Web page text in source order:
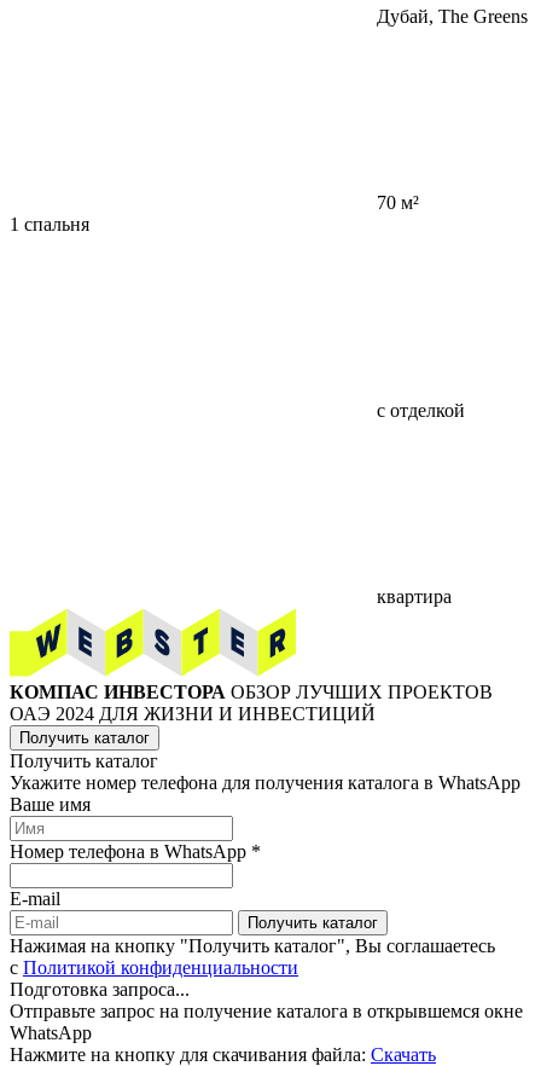
Дубай, The Greens
70 м²
1 спальня
с отделкой
квартира
КОМПАС ИНВЕСТОРА ОБЗОР ЛУЧШИХ ПРОЕКТОВ
ОАЭ 2024 ДЛЯ ЖИЗНИ И ИНВЕСТИЦИЙ
Получить каталог
Получить каталог
Укажите номер телефона для получения каталога в WhatsApp
Ваше имя
Номер телефона в WhatsApp *
E-mail
Получить каталог
Нажимая на кнопку "Получить каталог", Вы соглашаетесь
c Политикой конфиденциальности
Подготовка запроса...
Отправьте запрос на получение каталога в открывшемся окне
WhatsApp
Нажмите на кнопку для скачивания файла: Скачать